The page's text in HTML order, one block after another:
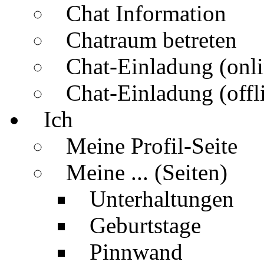
Chat Information
Chatraum betreten
Chat-Einladung
Chat-Einladung
Ich
Meine Profil-Seite
Meine ... (Seiten)
Unterhaltungen
Geburtstage
Pinnwand